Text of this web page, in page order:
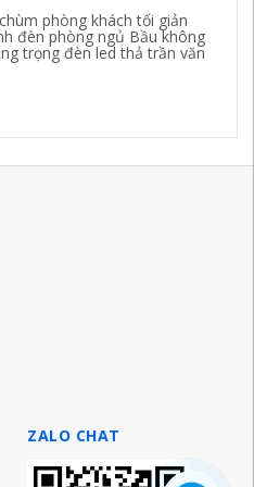
phòng khách tối giản
đèn phòng ngủ Bầu không
trọng đèn led thả trần văn
ZALO CHAT